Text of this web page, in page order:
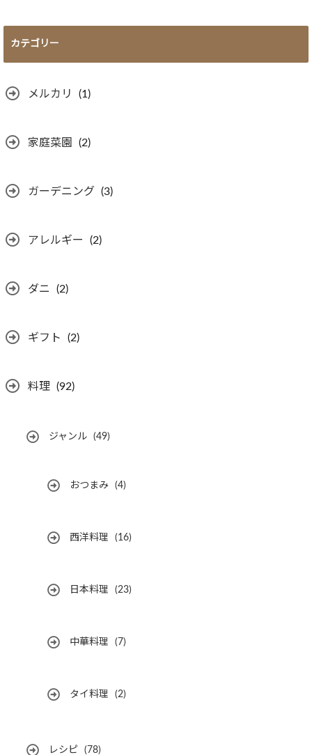
カテゴリー
メルカリ (1)
家庭菜園 (2)
ガーデニング (3)
アレルギー (2)
ダニ (2)
ギフト (2)
料理 (92)
ジャンル (49)
おつまみ (4)
西洋料理 (16)
日本料理 (23)
中華料理 (7)
タイ料理 (2)
レシピ (78)